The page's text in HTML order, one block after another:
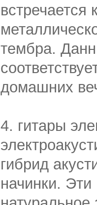
встречается
тембра.
домашних
4. гитары
гибрид
начинки.